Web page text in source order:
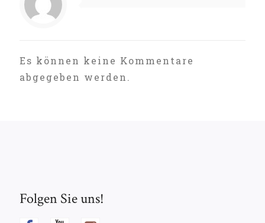
Es können keine Kommentare
abgegeben werden.
Folgen Sie uns!